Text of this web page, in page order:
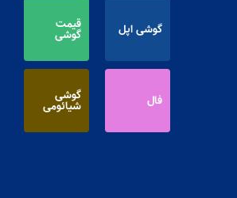
گوشی اپل قیمت
گوشی
فال گوشی
شیائومی